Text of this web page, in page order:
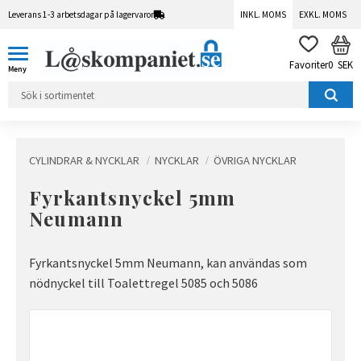
Leverans 1-3 arbetsdagar på lagervaror INKL. MOMS EXKL. MOMS
FAVORITER
0 SEK
CYLINDRAR & NYCKLAR NYCKLAR ÖVRIGA NYCKLAR
Fyrkantsnyckel 5mm
Neumann
Fyrkantsnyckel 5mm Neumann, kan användas som
nödnyckel till Toalettregel 5085 och 5086